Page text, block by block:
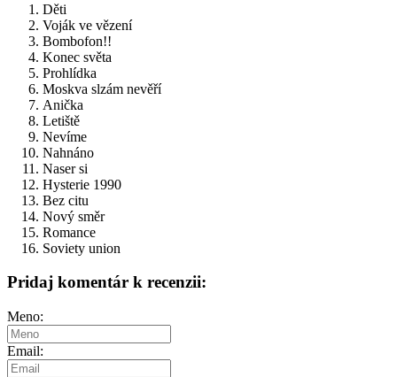
Děti
Voják ve vězení
Bombofon!!
Konec světa
Prohlídka
Moskva slzám nevěří
Anička
Letiště
Nevíme
Nahnáno
Naser si
Hysterie 1990
Bez citu
Nový směr
Romance
Soviety union
Pridaj komentár k recenzii:
Meno:
Email: